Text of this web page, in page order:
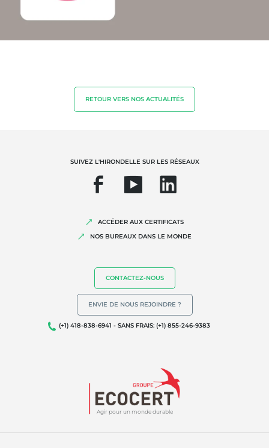
Agriculture biologique
Responsabilité sociétale des entreprises
Biodiversité et changement climatique
RETOUR VERS NOS ACTUALITÉS
Agir pour un monde durable
SUIVEZ L'HIRONDELLE SUR LES RÉSEAUX
ACCÉDER AUX CERTIFICATS
NOS BUREAUX DANS LE MONDE
CONTACTEZ-NOUS
ENVIE DE NOUS REJOINDRE ?
(+1) 418-838-6941 - SANS FRAIS: (+1) 855-246-9383